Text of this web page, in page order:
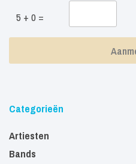
5 + 0 =
Categorieën
Artiesten
Bands